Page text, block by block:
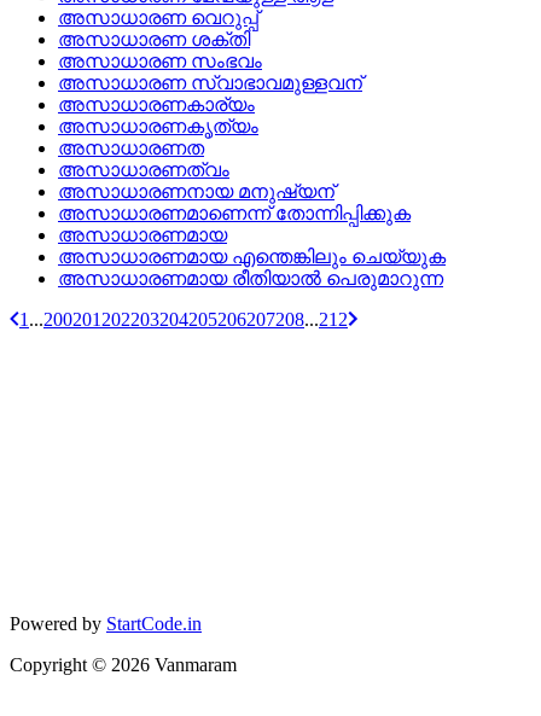
അസാധാരണ വെറുപ്പ്
അസാധാരണ ശക്തി
അസാധാരണ സംഭവം
അസാധാരണ സ്വാഭാവമുള്ളവന്
അസാധാരണകാര്യം
അസാധാരണകൃത്യം
അസാധാരണത
അസാധാരണത്വം
അസാധാരണനായ മനുഷ്യന്
അസാധാരണമാണെന്ന്‌ തോന്നിപ്പിക്കുക
അസാധാരണമായ
അസാധാരണമായ എന്തെങ്കിലും ചെയ്യുക
അസാധാരണമായ രീതിയാല്‍ പെരുമാറുന്ന
1 ...200201 202203204205206207208...212
Powered by StartCode.in
Copyright © 2026 Vanmaram